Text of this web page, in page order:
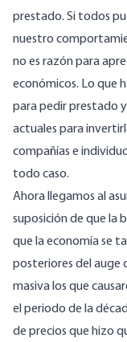
prestado. Si todos
nuestro
no es razón para
económicos. Lo que
para pedir prestado
actuales para
compañías e
todo caso.
Ahora llegamos al
suposición de que la
que la economía se
posteriores del auge
masiva los que
el periodo de la
de precios que hizo